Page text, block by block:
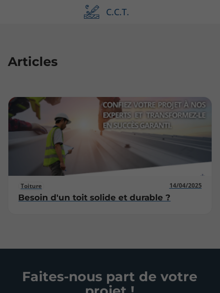
C.C.T.
Articles
Toiture 14/04/2025
Besoin d'un toit solide et durable ?
Faites-nous part de votre